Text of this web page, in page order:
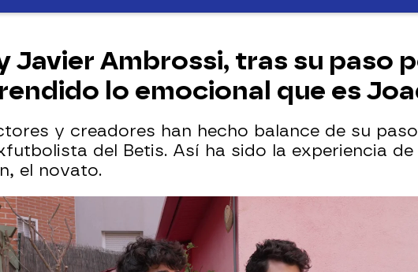
Javier Ambrossi, tras su paso
lo emocional que es
y creadores han hecho balance de su
del Betis. Así ha sido la experiencia
el novato.
saben sobre fútbol Los Javis? Joaquín los pone